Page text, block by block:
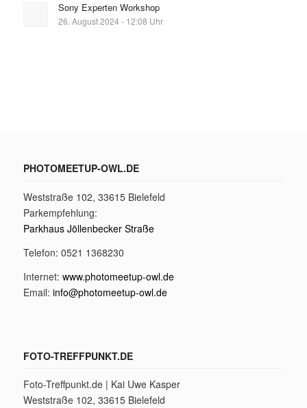
Sony Experten Workshop
26. August 2024 - 12:08 Uhr
PHOTOMEETUP-OWL.DE
Weststraße 102, 33615 Bielefeld
Parkempfehlung:
Parkhaus Jöllenbecker Straße
Telefon: 0521 1368230
Internet: www.photomeetup-owl.de
Email: info@photomeetup-owl.de
FOTO-TREFFPUNKT.DE
Foto-Treffpunkt.de | Kai Uwe Kasper
Weststraße 102, 33615 Bielefeld